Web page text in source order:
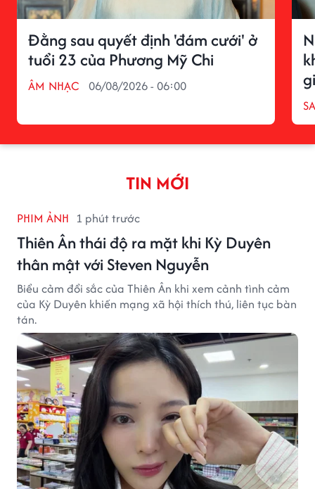
Đằng sau quyết định 'đám cưới' ở
tuổi 23 của Phương Mỹ Chi
ÂM NHẠC 06/08/2026 - 06:00
TIN MỚI
PHIM ẢNH 1 phút trước
Thiên Ân thái độ ra mặt khi Kỳ Duyên
thân mật với Steven Nguyễn
Biểu cảm đổi sắc của Thiên Ân khi xem cảnh tình cảm
của Kỳ Duyên khiến mạng xã hội thích thú, liên tục bàn
tán.